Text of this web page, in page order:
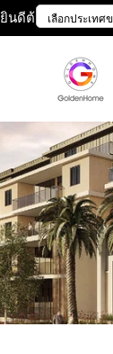
ยินดีต้อนรับสู่